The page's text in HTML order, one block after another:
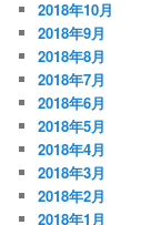
2018年10月
2018年9月
2018年8月
2018年7月
2018年6月
2018年5月
2018年4月
2018年3月
2018年2月
2018年1月